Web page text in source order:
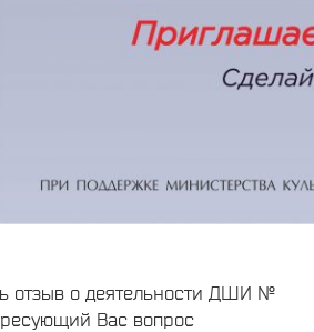
отзыв о деятельности ДШИ №
Вас вопрос